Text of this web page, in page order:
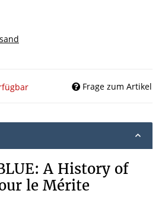
Frage zum Artikel
A History of
le Mérite